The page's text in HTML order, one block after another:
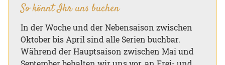
So könnt Ihr uns buchen
In der Woche und der Nebensaison zwischen
Oktober bis April sind alle Serien buchbar.
Während der Hauptsaison zwischen Mai und